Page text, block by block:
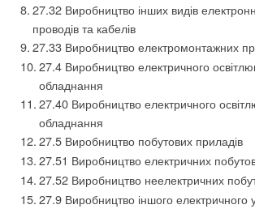
27.32 Виробництво інших видів
проводів та кабелів
27.33 Виробництво електромонтажних
27.4 Виробництво електричного
обладнання
27.40 Виробництво електричного
обладнання
27.5 Виробництво побутових приладів
27.51 Виробництво електричних
27.52 Виробництво неелектричних
27.9 Виробництво іншого електричного